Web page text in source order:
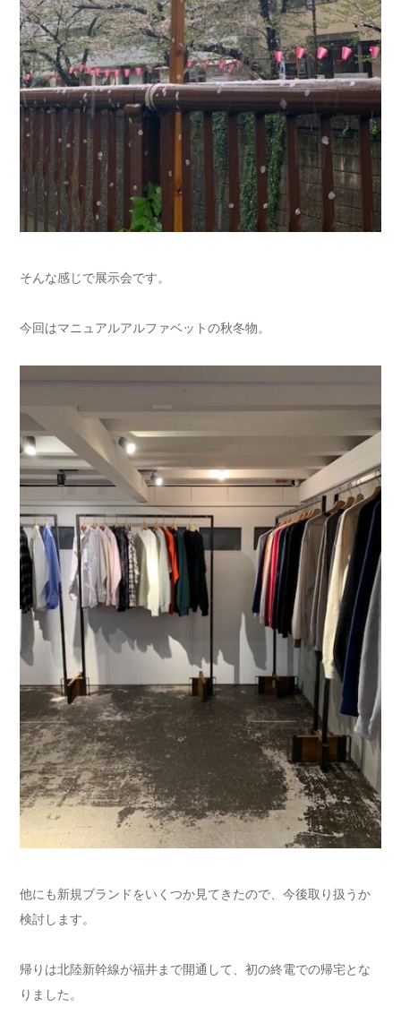
そんな感じで展示会です。
今回はマニュアルアルファベットの秋冬物。
他にも新規ブランドをいくつか見てきたので、今後取り扱うか
検討します。
帰りは北陸新幹線が福井まで開通して、初の終電での帰宅とな
りました。